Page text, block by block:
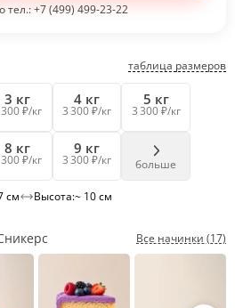
таблица размеров
3 кг
₽/кг
4 кг
3 300 ₽/кг
5 кг
3 300 ₽/кг
8 кг
₽/кг
9 кг
3 300 ₽/кг больше
см Высота:~ 10 см
Все начинки (17)
тел.:+7 (499) 499-23-22